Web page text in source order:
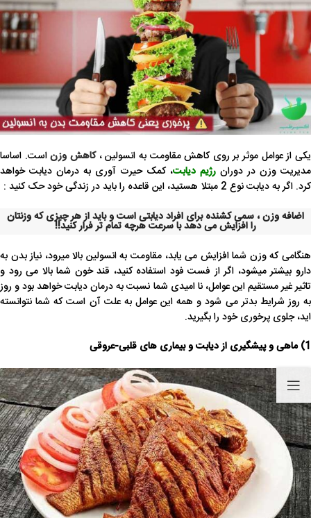
یکی از عوامل موثر بر روی کاهش مقاومت به انسولین ،کاهش وزناست. اساسا
مدیریت وزن در دوران رژیم دیابت، کمک حیرت آوری به درمان دیابت خواهد
کرد. اگر به دیابت نوع 2 مبتلا هستید، این قاعده را باید در زندگی خود حک کنید :
اضافه وزن ، سمی کشنده برای افراد دیابتی است و باید از هر چیزی که وزنتان
را افزایش می دهد با سرعت هرچه تمام تر فرار کنید!!
هنگامی که وزن شما افزایش می یابد، مقاومت به انسولین بالا میرود، نیاز بدن به
دارو بیشتر میشود، اگر از فست فود استفاده کنید، قند خون شما بالا می رود و
تاثیر غیر مستقیم این عوامل، نا امیدی شما نسبت به درمان دیابت خواهد بود و روز
به روز شرایط بدتر می شود و همه این عوامل به علت آن است که شما نتوانسته
اید، جلوی پرخوری خود را بگیرید.
1) ماهی و پیشگیری از دیابت و بیماری های قلبی-عروقی